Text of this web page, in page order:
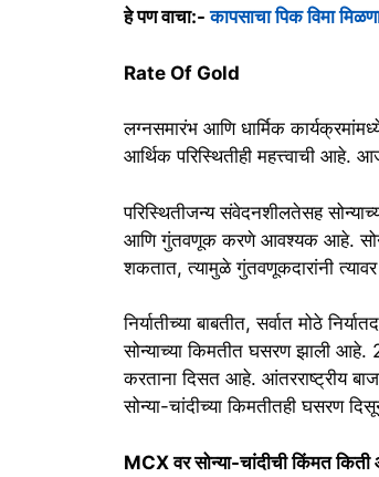
हे पण वाचा:-कापसाचा पिक विमा
Rate Of Gold
लग्नसमारंभ आणि धार्मिक
आर्थिक परिस्थितीही महत्त्वाची आहे.
परिस्थितीजन्य संवेदनशीलतेसह
आणि गुंतवणूक करणे आवश्यक आहे.
शकतात, त्यामुळे गुंतवणूकदारांनी
निर्यातीच्या बाबतीत, सर्वात मोठे
सोन्याच्या किमतीत घसरण झाली
करताना दिसत आहे. आंतरराष्ट्रीय
सोन्या-चांदीच्या किमतीतही घसरण
MCX वर सोन्या-चांदीची किंमत